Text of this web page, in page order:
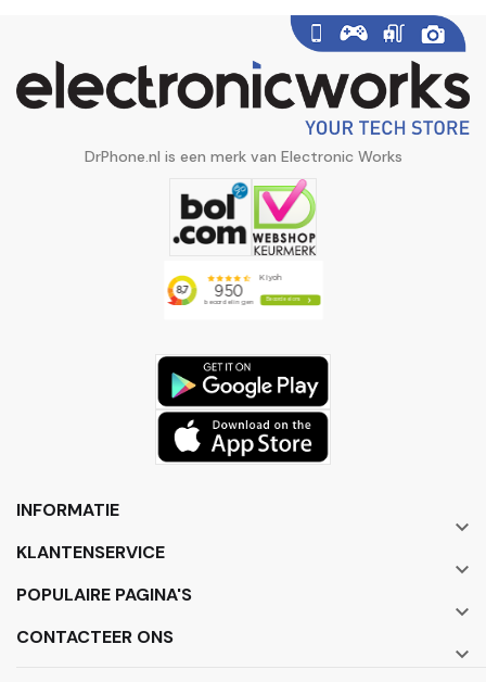
DrPhone.nl is een merk van Electronic Works
INFORMATIE

KLANTENSERVICE

POPULAIRE PAGINA'S

CONTACTEER ONS
